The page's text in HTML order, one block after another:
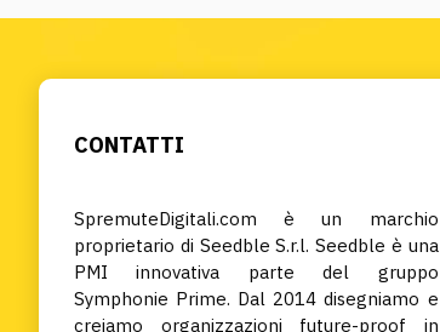
CONTATTI
SpremuteDigitali.com è un marchio
proprietario di Seedble S.r.l. Seedble è una
PMI innovativa parte del gruppo
Symphonie Prime. Dal 2014 disegniamo e
creiamo organizzazioni future-proof in